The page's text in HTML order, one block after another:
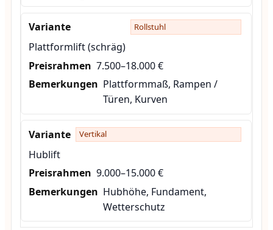
Rollstuhl
Plattformlift (schräg)
7.500–18.000 €
Plattformmaß, Rampen /
Türen, Kurven
Vertikal
Hublift
9.000–15.000 €
Hubhöhe, Fundament,
Wetterschutz